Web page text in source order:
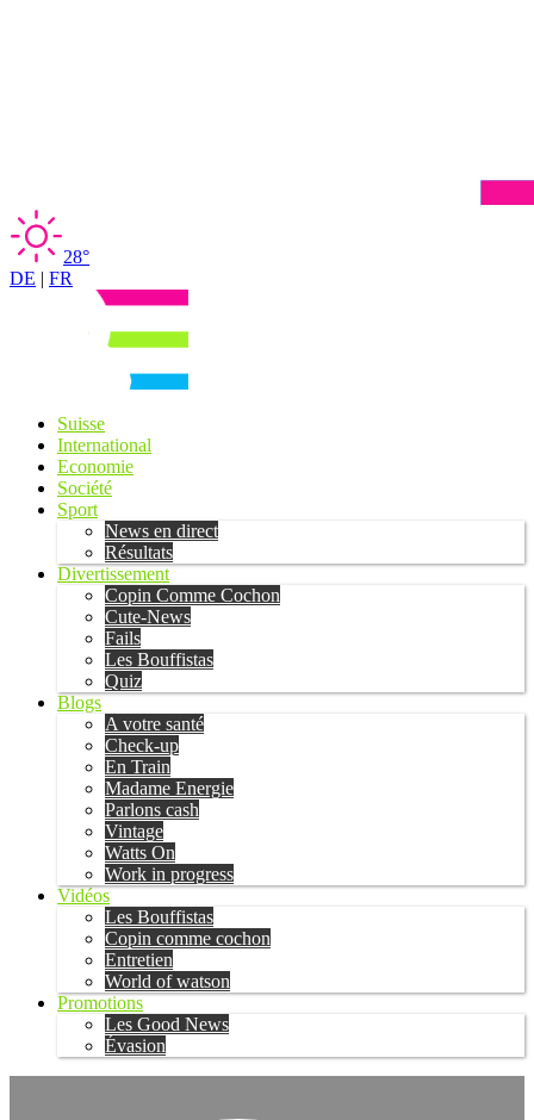
28°
DE | FR
Suisse
International
Economie
Société
Sport
News en direct
Résultats
Divertissement
Copin Comme Cochon
Cute-News
Fails
Les Bouffistas
Quiz
Blogs
A votre santé
Check-up
En Train
Madame Energie
Parlons cash
Vintage
Watts On
Work in progress
Vidéos
Les Bouffistas
Copin comme cochon
Entretien
World of watson
Promotions
Les Good News
Évasion